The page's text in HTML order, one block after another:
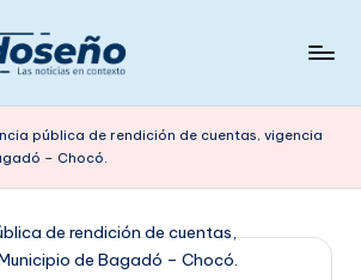
pública de rendición de cuentas, vigencia
– Chocó.